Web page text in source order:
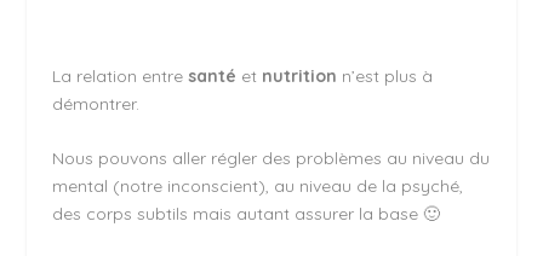
La relation entre santé et nutrition n’est plus à
démontrer.
Nous pouvons aller régler des problèmes au niveau du
mental (notre inconscient), au niveau de la psyché,
des corps subtils mais autant assurer la base 🙂